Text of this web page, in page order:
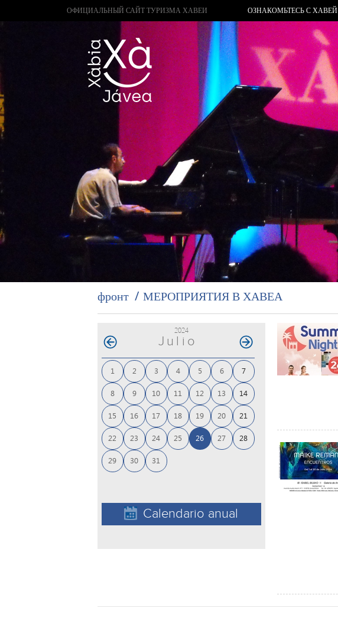
ОФИЦИАЛЬНЫЙ САЙТ ТУРИЗМА ХАВЕИ ОЗНАКОМЬТЕСЬ С ХАВЕЙ
фронт МЕРОПРИЯТИЯ В ХАВЕА
2024
Julio
1 2 3 4 5 6 7
8 9 10 11 12 13 14
15 16 17 18 19 20 21
22 23 24 25 26 27 28
29 30 31
Calendario anual